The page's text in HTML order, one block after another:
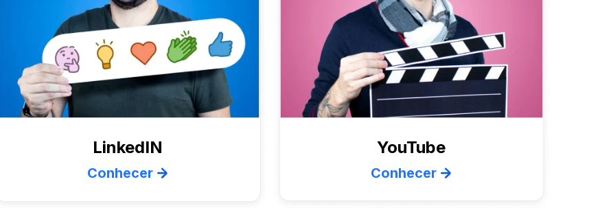
LinkedIN
Conhecer
YouTube
Conhecer